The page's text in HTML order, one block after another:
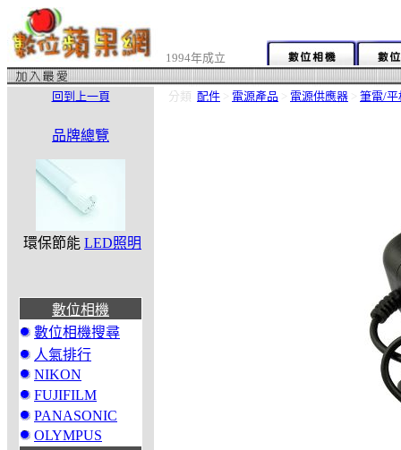
1994年成立
回到上一頁 分類 配件 電源產品 電源供應器 筆電/平
品牌總覽
環保節能 LED照明
數位相機
數位相機搜尋
人氣排行
NIKON
FUJIFILM
PANASONIC
OLYMPUS